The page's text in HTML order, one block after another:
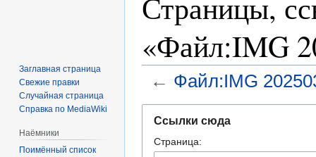
«Файл:IMG
← Файл:IMG
навигации
поиску
Ссылки сюда
Страница:
Заглавная страница
Свежие правки
Случайная страница
Справка по MediaWiki
Наёмники
Поимённый список